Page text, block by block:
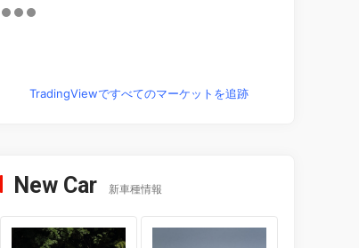
TradingViewですべてのマーケットを追跡
New Car 新車種情報